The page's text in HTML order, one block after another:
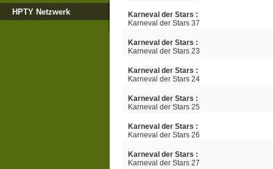
HPTY Netzwerk
Karneval der Stars :
Karneval der Stars 37
Karneval der Stars :
Karneval der Stars 23
Karneval der Stars :
Karneval der Stars 24
Karneval der Stars :
Karneval der Stars 25
Karneval der Stars :
Karneval der Stars 26
Karneval der Stars :
Karneval der Stars 27